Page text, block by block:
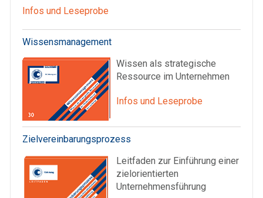
Infos und Leseprobe
Wissensmanagement
Wissen als strategische
Ressource im Unternehmen
Infos und Leseprobe
Zielvereinbarungsprozess
Leitfaden zur Einführung einer
zielorientierten
Unternehmensführung